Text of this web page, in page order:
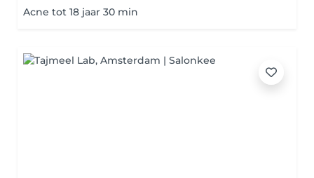
Acne tot 18 jaar 30 min